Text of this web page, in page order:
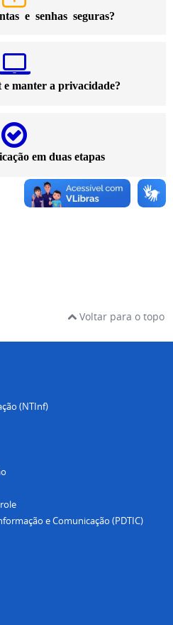
e senhas seguras?
manter a privacidade?
em duas etapas
Voltar para o topo
(NTInf)
e Comunicação (PDTIC)